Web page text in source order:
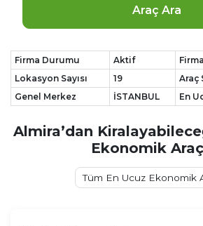
Araç Ara
Firma Durumu Aktif
Lokasyon Sayısı
19 Araç
Genel Merkez
İSTANBUL En
Almira’dan
Ekonomik
Tüm En Ucuz Ekonomik